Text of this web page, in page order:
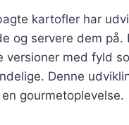
kartofler har
og servere dem
versioner med fyld
Denne
gourmetoplevelse.